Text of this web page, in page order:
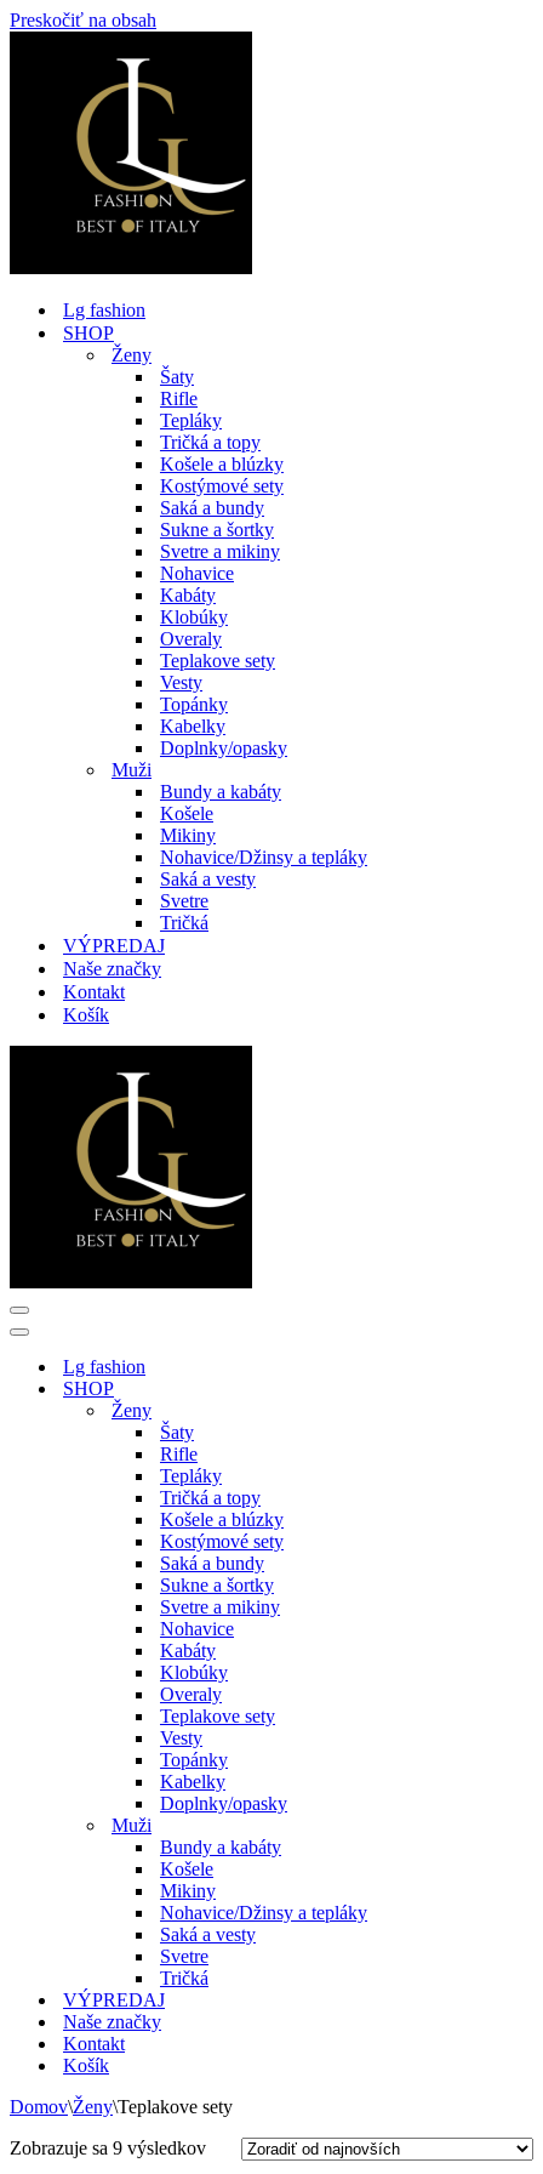
Preskočiť na obsah
Lg fashion
SHOP
Ženy
Šaty
Rifle
Tepláky
Tričká a topy
Košele a blúzky
Kostýmové sety
Saká a bundy
Sukne a šortky
Svetre a mikiny
Nohavice
Kabáty
Klobúky
Overaly
Teplakove sety
Vesty
Topánky
Kabelky
Doplnky/opasky
Muži
Bundy a kabáty
Košele
Mikiny
Nohavice/Džinsy a tepláky
Saká a vesty
Svetre
Tričká
VÝPREDAJ
Naše značky
Kontakt
Košík
Menu
navigácie
Menu
navigácieLg fashion
SHOP
Ženy
Šaty
Rifle
Tepláky
Tričká a topy
Košele a blúzky
Kostýmové sety
Saká a bundy
Sukne a šortky
Svetre a mikiny
Nohavice
Kabáty
Klobúky
Overaly
Teplakove sety
Vesty
Topánky
Kabelky
Doplnky/opasky
Muži
Bundy a kabáty
Košele
Mikiny
Nohavice/Džinsy a tepláky
Saká a vesty
Svetre
Tričká
VÝPREDAJ
Naše značky
Kontakt
Košík
Domov\Ženy\Teplakove sety
Zobrazuje sa 9 výsledkovZoradené